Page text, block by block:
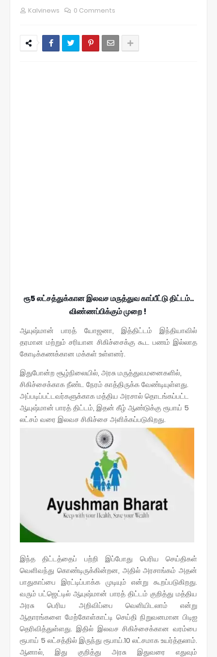
Kalvinews 0 Comments
ரூ5 லட்சத்துக்கான இலவச மருத்துவ காப்பீட்டு திட்டம்..
விண்ணப்பிக்கும் முறை !
ஆயுஷ்மான் பாரத் யோஜனா, இத்திட்டம் இந்தியாவில்
தரமான மற்றும் சரியான சிகிச்சைக்கு கூட பணம் இல்லாத
கோடிக்கணக்கான மக்கள் உள்ளனர்.
இதுபோன்ற சூழ்நிலையில், அரசு மருத்துவமனைகளில்,
சிகிச்சைக்காக நீண்ட நேரம் காத்திருக்க வேண்டியுள்ளது.
அப்படிப்பட்டவர்களுக்காக மத்திய அரசால் தொடங்கப்பட்ட
ஆயுஷ்மான் பாரத் திட்டம், இதன் கீழ் ஆண்டுக்கு ரூபாய் 5
லட்சம் வரை இலவச சிகிச்சை அளிக்கப்படுகிறது.
இந்த திட்டத்தைப் பற்றி இப்போது பெரிய செய்திகள்
வெளிவந்து கொண்டிருக்கின்றன, அதில் அரசாங்கம் அதன்
பாதுகாப்பை இரட்டிப்பாக்க முடியும் என்று கூறப்படுகிறது.
வரும் பட்ஜெட்டில் ஆயுஷ்மான் பாரத் திட்டம் குறித்து மத்திய
அரசு பெரிய அறிவிப்பை வெளியிடலாம் என்று
ஆதாரங்களை மேற்கோள்காட்டி செய்தி நிறுவனமான பிடிஐ
தெரிவித்துள்ளது. இதில் இலவச சிகிச்சைக்கான வரம்பை
ரூபாய் 5 லட்சத்தில் இருந்து ரூபாய்.10 லட்சமாக உயர்த்தலாம்.
ஆனால், இது குறித்து அரசு இதுவரை எதுவும்